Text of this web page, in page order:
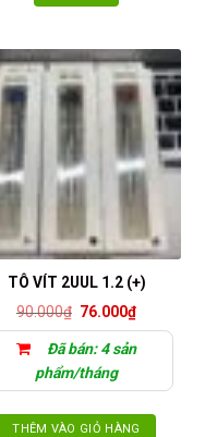
TÔ VÍT 2UUL 1.2 (+)
90.000₫ Giá
là:
90.000₫.
76.000₫Giá
là:
Đã bán: 4 sản
phẩm/tháng
THÊM VÀO GIỎ HÀNG